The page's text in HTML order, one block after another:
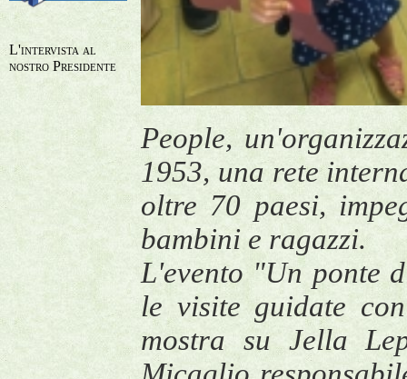
L'intervista al
nostro Presidente
People,
1953, una rete
oltre 70 paesi,
bambini e ragazzi.
L'evento "Un ponte
le visite guidate
mostra su Jella